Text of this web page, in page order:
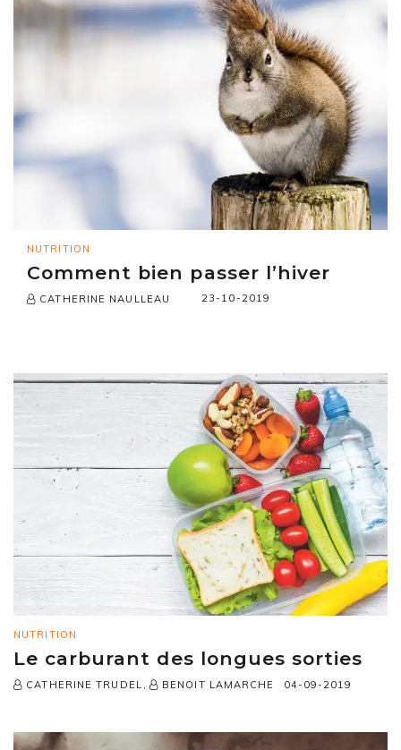
NUTRITION
Comment bien passer l’hiver
CATHERINE NAULLEAU 23-10-2019
NUTRITION
Le carburant des longues sorties
CATHERINE TRUDEL , BENOIT LAMARCHE 04-09-2019